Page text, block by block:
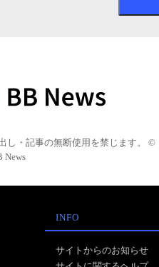
し・記事の無断使用を禁じます。 ©
News
INFO
サイトからのお知らせ